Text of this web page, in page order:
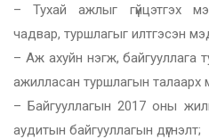
–
Тухай ажлыг гүйцэтгэх
чадвар, туршлагыг илтгэсэн
– Аж ахуйн нэгж, байгууллага
ажилласан туршлагын талаарх
– Байгууллагын 2017 оны
аудитын байгууллагын дүгнэлт;